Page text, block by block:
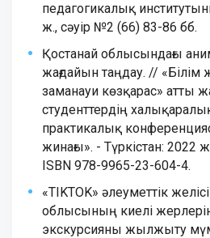
педагогикалық
ж., сəуір №2 (66) 83-86 бб.
Қостанай облысындағы
жағдайын таңдау. // «Білім
заманауи көзқарас» атты
студенттердің
практикалық
жинағы». - Түркістан: 2022
ISBN 978-9965-23-604-4.
«TIKTOK» әлеуметтік
облысының киелі
экскурсияны жылжыту